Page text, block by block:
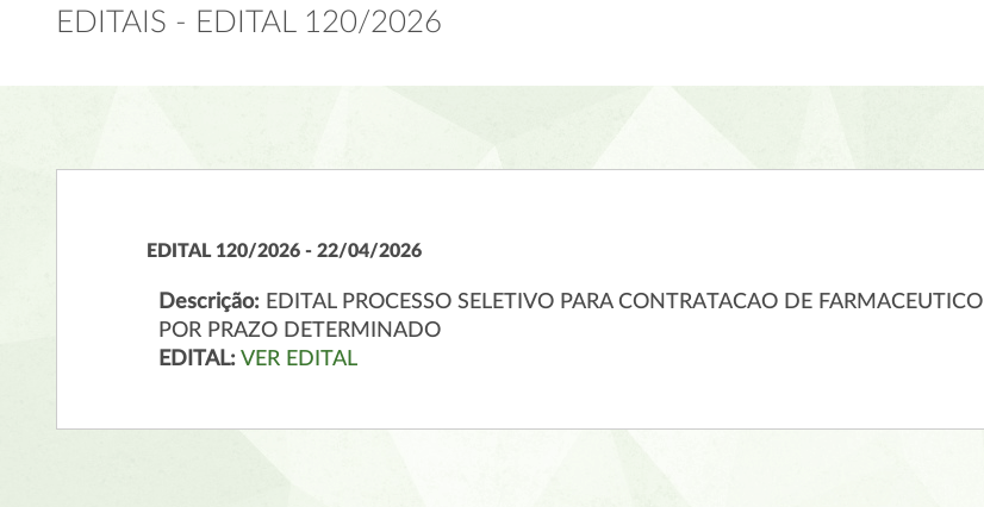
EDITAIS - EDITAL 120/2026
EDITAL 120/2026 - 22/04/2026
Descrição:EDITAL PROCESSO SELETIVO PARA CONTRATACAO DE FARMACEUTICO
POR PRAZO DETERMINADO
EDITAL: VER EDITAL